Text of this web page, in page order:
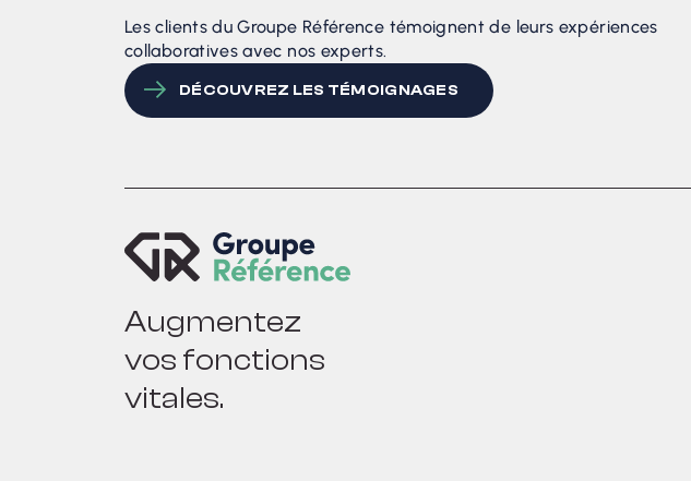
Les clients du Groupe Référence témoignent de leurs expériences
collaboratives avec nos experts.
DÉCOUVREZ LES TÉMOIGNAGES
Augmentez
vos fonctions
vitales.